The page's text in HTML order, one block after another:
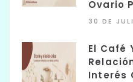
Ovario
30 DE
El Café
Interés